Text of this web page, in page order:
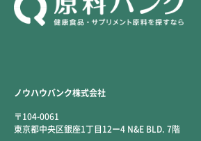
ノウハウバンク株式会社
〒104-0061
東京都中央区銀座1丁目12ー4 N&E BLD. 7階